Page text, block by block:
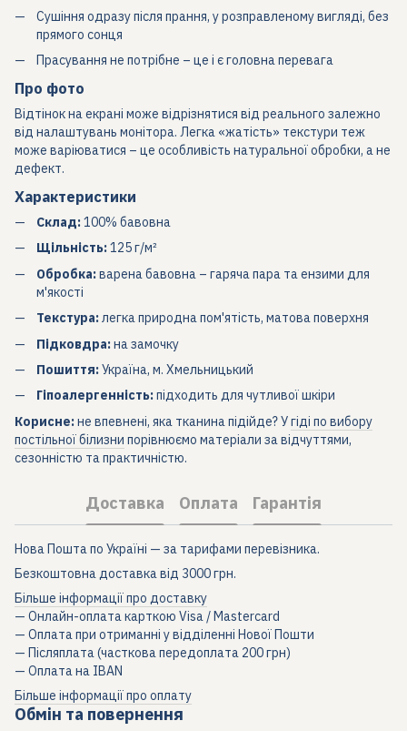
Сушіння одразу після прання, у розправленому вигляді, без
прямого сонця
Прасування не потрібне – це і є головна перевага
Про фото
Відтінок на екрані може відрізнятися від реального залежно
від налаштувань монітора. Легка «жатість» текстури теж
може варіюватися – це особливість натуральної обробки, а не
дефект.
Характеристики
Склад:100% бавовна
Щільність:125 г/м²
Обробка:варена бавовна – гаряча пара та ензими для
м'якості
Текстура:легка природна пом'ятість, матова поверхня
Підковдра:на замочку
Пошиття:Україна, м. Хмельницький
Гіпоалергенність:підходить для чутливої шкіри
Корисне:не впевнені, яка тканина підійде? Угіді по вибору
постільної білизни порівнюємо матеріали за відчуттями,
сезонністю та практичністю.
Доставка Оплата Гарантія
Нова Пошта по Україні — за тарифами перевізника.
Безкоштовна доставка від 3000 грн.
Більше інформації про доставку
— Онлайн-оплата карткою Visa / Mastercard
— Оплата при отриманні у відділенні Нової Пошти
— Післяплата (часткова передоплата 200 грн)
— Оплата на IBAN
Більше інформації про оплату
Обмін та повернення